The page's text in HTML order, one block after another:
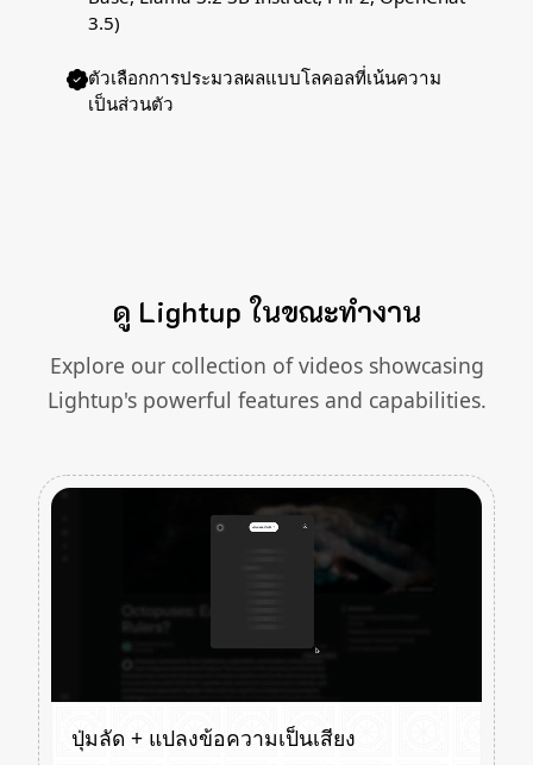
3.5)
ตัวเลือกการประมวลผลแบบโลคอลที่เน้นความ
เป็นส่วนตัว
ดู Lightup ในขณะทำงาน
Explore our collection of videos showcasing
Lightup's powerful features and capabilities.
ปุ่มลัด + แปลงข้อความเป็นเสียง